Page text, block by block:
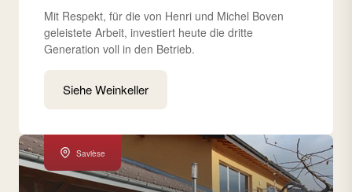
Mit Respekt, für die von Henri und Michel Boven
geleistete Arbeit, investiert heute die dritte
Generation voll in den Betrieb.
Siehe Weinkeller
Savièse